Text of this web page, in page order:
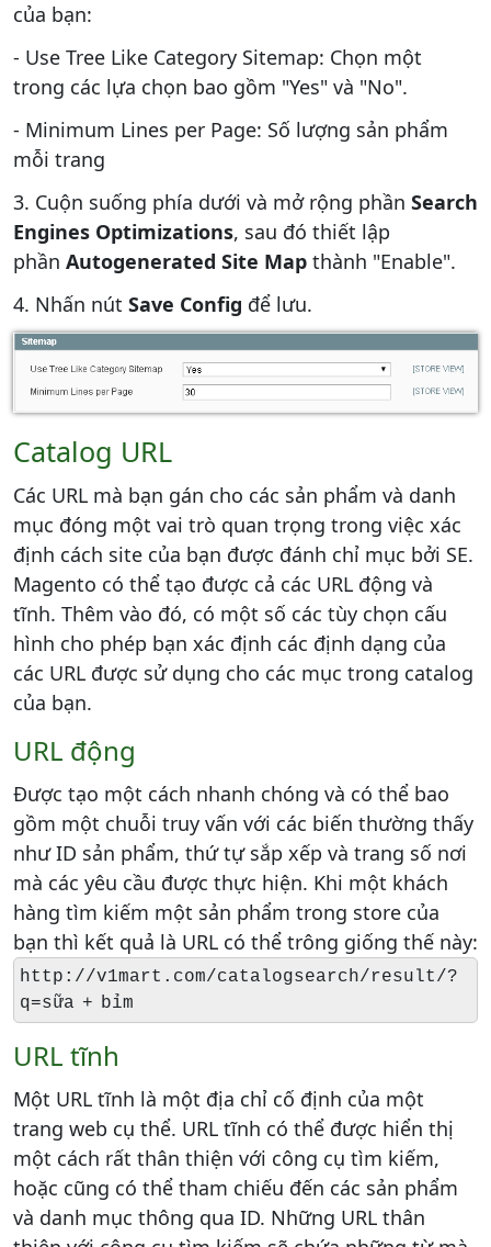
của bạn:
- Use Tree Like Category Sitemap: Chọn một
trong các lựa chọn bao gồm "Yes" và "No".
- Minimum Lines per Page: Số lượng sản phẩm
mỗi trang
3. Cuộn suống phía dưới và mở rộng phần Search
Engines Optimizations, sau đó thiết lập
phần Autogenerated Site Map thành "Enable".
4. Nhấn nút Save Config để lưu.
Catalog URL
Các URL mà bạn gán cho các sản phẩm và danh
mục đóng một vai trò quan trọng trong việc xác
định cách site của bạn được đánh chỉ mục bởi SE.
Magento có thể tạo được cả các URL động và
tĩnh. Thêm vào đó, có một số các tùy chọn cấu
hình cho phép bạn xác định các định dạng của
các URL được sử dụng cho các mục trong catalog
của bạn.
URL động
Được tạo một cách nhanh chóng và có thể bao
gồm một chuỗi truy vấn với các biến thường thấy
như ID sản phẩm, thứ tự sắp xếp và trang số nơi
mà các yêu cầu được thực hiện. Khi một khách
hàng tìm kiếm một sản phẩm trong store của
bạn thì kết quả là URL có thể trông giống thế này:
http://v1mart.com/catalogsearch/result/?
q=sữa + bỉm
URL tĩnh
Một URL tĩnh là một địa chỉ cố định của một
trang web cụ thể. URL tĩnh có thể được hiển thị
một cách rất thân thiện với công cụ tìm kiếm,
hoặc cũng có thể tham chiếu đến các sản phẩm
và danh mục thông qua ID. Những URL thân